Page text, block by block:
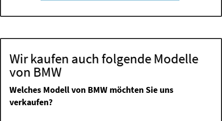
Wir kaufen auch folgende Modelle
von BMW
Welches Modell von BMW möchten Sie uns
verkaufen?